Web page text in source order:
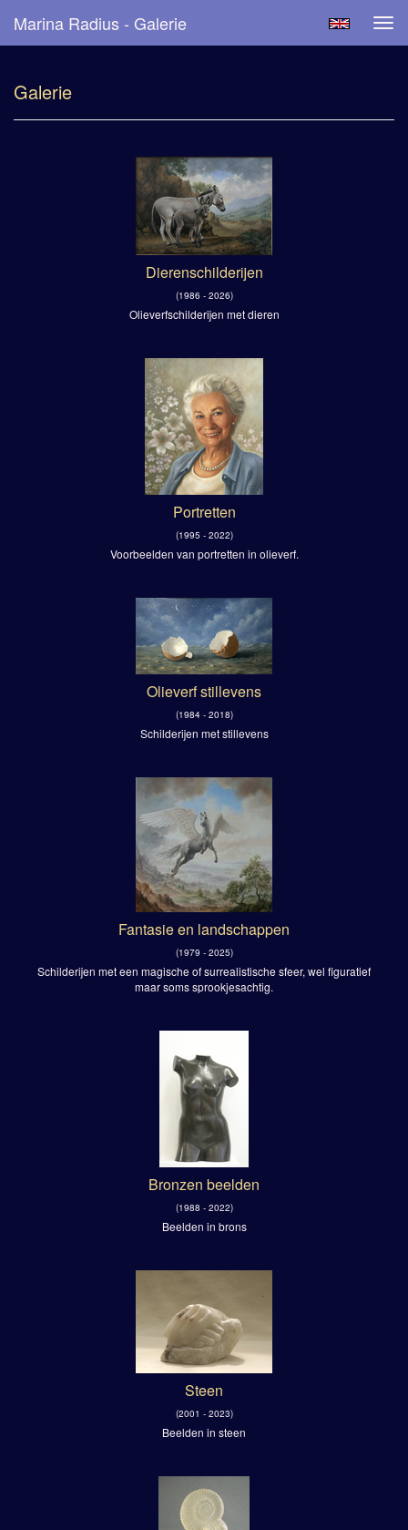
Marina Radius - Galerie
Galerie
Dierenschilderijen
(1986 - 2026)
Olieverfschilderijen met dieren
Portretten
(1995 - 2022)
Voorbeelden van portretten in olieverf.
Olieverf stillevens
(1984 - 2018)
Schilderijen met stillevens
Fantasie en landschappen
(1979 - 2025)
Schilderijen met een magische of surrealistische sfeer, wel figuratief
maar soms sprookjesachtig.
Bronzen beelden
(1988 - 2022)
Beelden in brons
Steen
(2001 - 2023)
Beelden in steen